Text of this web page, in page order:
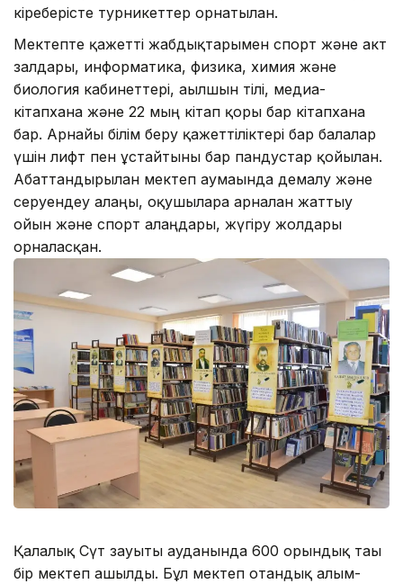
кіреберісте турникеттер орнатылған.
Мектепте қажетті жабдықтарымен спорт және акт
залдары, информатика, физика, химия және
биология кабинеттері, ағылшын тілі, медиа-
кітапхана және 22 мың кітап қоры бар кітапхана
бар. Арнайы білім беру қажеттіліктері бар балалар
үшін лифт пен ұстайтыны бар пандустар қойылған.
Абаттандырылған мектеп аумағында демалу және
серуендеу алаңы, оқушыларға арналған жаттығу
ойын және спорт алаңдары, жүгіру жолдары
орналасқан.
Қалалық Сүт зауыты ауданында 600 орындық тағы
бір мектеп ашылды. Бұл мектеп отандық ғалым-